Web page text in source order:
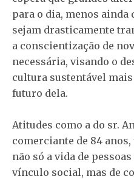
para o dia, menos ainda
sejam drasticamente
a conscientização de
necessária, visando o
cultura sustentável mais
futuro dela.
Atitudes como a do sr.
comerciante de 84
não só a vida de
vínculo social, mas de